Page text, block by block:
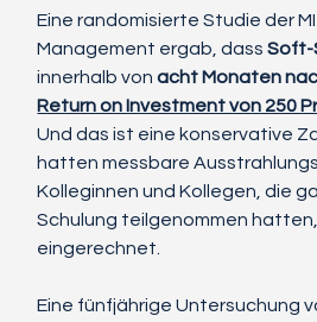
Eine randomisierte Studie der
Management ergab, dass Soft-
innerhalb von acht Monaten
Return on Investment von 250
Und das ist eine konservative
hatten messbare
Kolleginnen und Kollegen, die
Schulung teilgenommen
eingerechnet.
Eine fünfjährige Untersuchung